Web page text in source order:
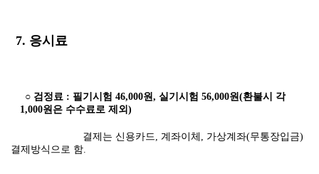
7. 응시료
○ 검정료 : 필기시험 46,000원, 실기시험 56,000원(환불시 각
1,000원은 수수료로 제외)
결제는 신용카드, 계좌이체, 가상계좌(무통장입금)
결제방식으로 함.